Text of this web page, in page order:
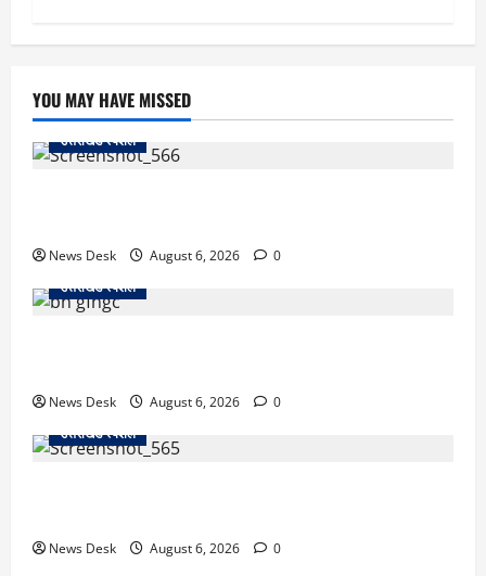
YOU MAY HAVE MISSED
उत्तराखंड स्पेशल
News Desk August 6, 2026
0
उत्तराखंड स्पेशल
News Desk August 6, 2026
0
उत्तराखंड स्पेशल
News Desk August 6, 2026
0